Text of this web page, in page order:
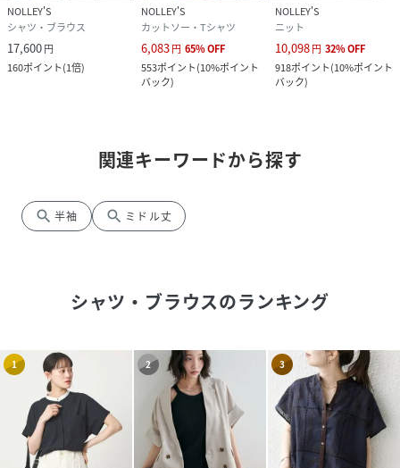
NOLLEY'S
シャツ・ブラウス
17,600円
160ポイント(1倍)
NOLLEY'S
カットソー・Tシャツ
6,083円 65%OFF
553ポイント(10%ポイント
バック)
NOLLEY'S
ニット
10,098円 32%OFF
918ポイント(10%ポイント
バック)
関連キーワードから探す
search 半袖 search ミドル丈
シャツ・ブラウスのランキング
1 2 3